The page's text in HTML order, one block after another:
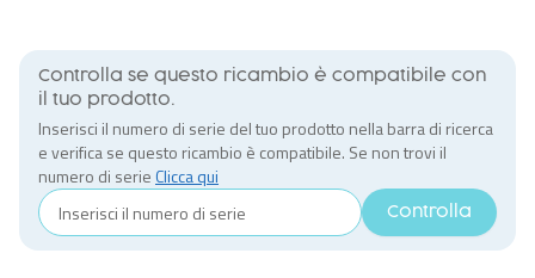
Controlla se questo ricambio è compatibile con
il tuo prodotto.
Inserisci il numero di serie del tuo prodotto nella barra di ricerca
e verifica se questo ricambio è compatibile. Se non trovi il
numero di serie Clicca qui
Controlla